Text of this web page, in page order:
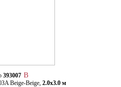
393007
Beige-Beige, 2.0х3.0 м